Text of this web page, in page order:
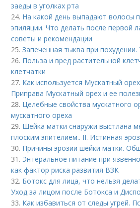
заеды в уголках рта
24. На какой день выпадают волосы
эпиляции. Что делать после первой
советы и рекомендации
25.Запеченная тыква при
26. Польза и вред растительной
клетчатки
27. Как используется Мускатный
Приправа Мускатный орех и ее
28. Целебные свойства мускатного
мускатного ореха
29. Шейка матки снаружи выстлана
плоским эпителием.. II. Истинная
30. Причины эрозии шейки матки.
31. Энтеральное питание при
как фактор риска развития ВЗК
32. Ботокс для лица, что нельзя
Уход за лицом после Ботокса и
33. Как избавиться от следы угрей.